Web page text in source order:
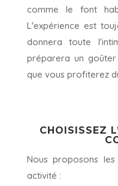
comme le font
L'expérience est
donnera toute
préparera un
que vous profiterez
CHOISISSEZ
Nous proposons
activité :